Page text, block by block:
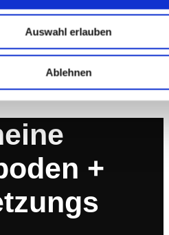
Auswahl erlauben
Ablehnen
Fragen Sienach.
+
aus Oldenburg
+